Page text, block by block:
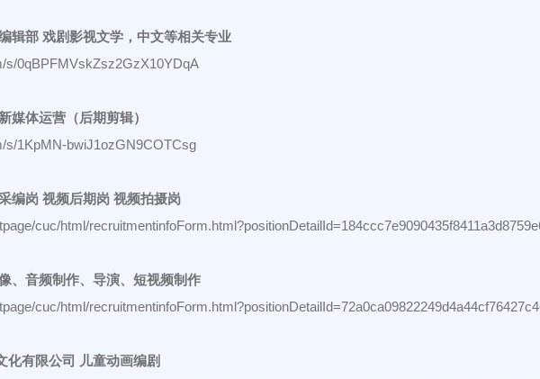
辑部 戏剧影视文学，中文等相关专业
s/0qBPFMVskZsz2GzX10YDqA
媒体运营（后期剪辑）
s/1KpMN-bwiJ1ozGN9COTCsg
编岗 视频后期岗 视频拍摄岗
cuc/html/
、音频制作、导演、短视频制作
cuc/html/
化有限公司 儿童动画编剧